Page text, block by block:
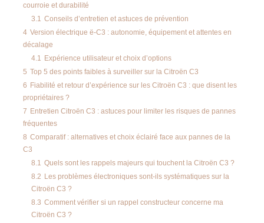
courroie et durabilité
3.1 Conseils d’entretien et astuces de prévention
4 Version électrique ë-C3 : autonomie, équipement et attentes en
décalage
4.1 Expérience utilisateur et choix d’options
5 Top 5 des points faibles à surveiller sur la Citroën C3
6 Fiabilité et retour d’expérience sur les Citroën C3 : que disent les
propriétaires ?
7 Entretien Citroën C3 : astuces pour limiter les risques de pannes
fréquentes
8 Comparatif : alternatives et choix éclairé face aux pannes de la
C3
8.1 Quels sont les rappels majeurs qui touchent la Citroën C3 ?
8.2 Les problèmes électroniques sont-ils systématiques sur la
Citroën C3 ?
8.3 Comment vérifier si un rappel constructeur concerne ma
Citroën C3 ?